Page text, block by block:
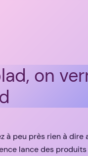
on
à peu près rien à dire
lance des